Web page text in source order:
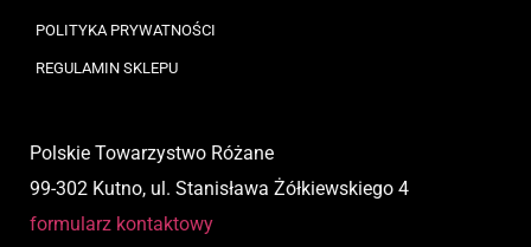
POLITYKA PRYWATNOŚCI
REGULAMIN SKLEPU
Polskie Towarzystwo Różane
99-302 Kutno, ul. Stanisława Żółkiewskiego 4
formularz kontaktowy